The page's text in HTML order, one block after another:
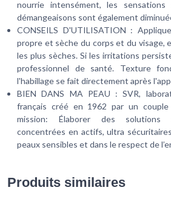
nourrie intensément, les
démangeaisons sont également
CONSEILS D'UTILISATION :
propre et sèche du corps et du visage,
les plus sèches. Si les irritations
professionnel de santé. Texture
l'habillage se fait directement après
BIEN DANS MA PEAU : SVR,
français créé en 1962 par un couple
mission: Élaborer des solutions
concentrées en actifs, ultra
peaux sensibles et dans le respect de
Produits similaires